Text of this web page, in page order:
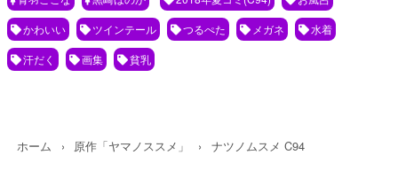
かわいい
ツインテール つるぺた メガネ
水着
汗だく
画集 貧乳
ホーム 原作「ヤマノススメ」 ナツノムスメ C94